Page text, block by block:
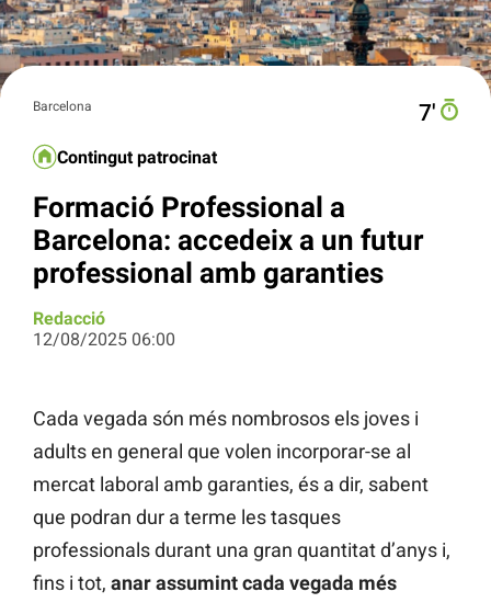
Barcelona 7′
Contingut patrocinat
Formació Professional a
Barcelona: accedeix a un futur
professional amb garanties
Redacció
12/08/2025 06:00
Cada vegada són més nombrosos els joves i
adults en general que volen incorporar-se al
mercat laboral amb garanties, és a dir, sabent
que podran dur a terme les tasques
professionals durant una gran quantitat d’anys i,
fins i tot, anar assumint cada vegada més